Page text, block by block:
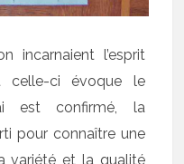
incarnaient l’esprit
celle-ci évoque le
est confirmé, la
pour connaître une
variété et la qualité